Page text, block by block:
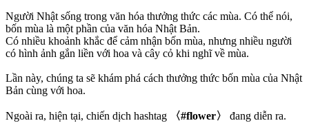
Người Nhật sống trong văn hóa thưởng thức các mùa. Có thể nói,
bốn mùa là một phần của văn hóa Nhật Bản.
Có nhiều khoảnh khắc để cảm nhận bốn mùa, nhưng nhiều người
có hình ảnh gắn liền với hoa và cây cỏ khi nghĩ về mùa.
Lần này, chúng ta sẽ khám phá cách thưởng thức bốn mùa của Nhật
Bản cùng với hoa.
Ngoài ra, hiện tại, chiến dịch hashtag 〈#flower〉
đang diễn ra.